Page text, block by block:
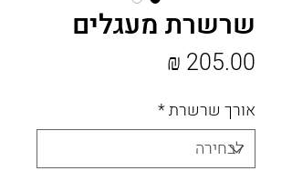
שרשרת מעגלים
אורך שרשרת*